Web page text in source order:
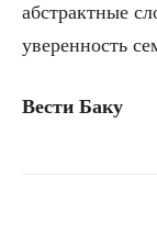
абстрактные
уверенность
Вести Баку